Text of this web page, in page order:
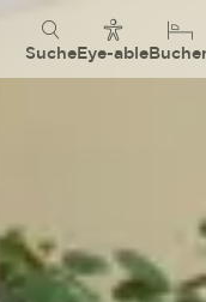
Suche Eye-able